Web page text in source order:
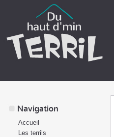
Navigation
Accueil
Les terrils